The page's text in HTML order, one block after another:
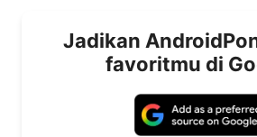
Jadikan
favoritmu di